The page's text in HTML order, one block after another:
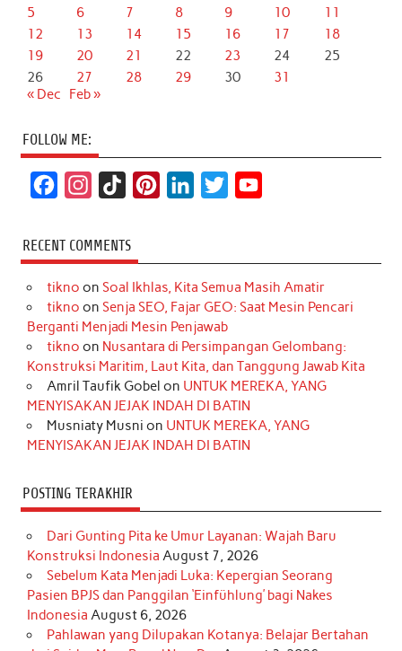
5
6 7 8 9 10
11
12
13 14 15 16 17
18
19
20 21 22 23 24
25
26
27 28 29 30
31
« Dec
Feb »
FOLLOW ME:
c
e
b
o
k
s
t
a
r
a
m
k
T
o
k
t
e
e
s
t
k
e
d
I
n
t
t
r
T
u
e
RECENT COMMENTS
tikno on Soal Ikhlas, Kita Semua Masih Amatir
tikno on Senja SEO, Fajar GEO: Saat Mesin Pencari
Berganti Menjadi Mesin Penjawab
tikno on Nusantara di Persimpangan Gelombang:
Konstruksi Maritim, Laut Kita, dan Tanggung Jawab Kita
Amril Taufik Gobel on UNTUK MEREKA, YANG
MENYISAKAN JEJAK INDAH DI BATIN
Musniaty Musni on UNTUK MEREKA, YANG
MENYISAKAN JEJAK INDAH DI BATIN
POSTING TERAKHIR
Dari Gunting Pita ke Umur Layanan: Wajah Baru
Konstruksi Indonesia August 7, 2026
Sebelum Kata Menjadi Luka: Kepergian Seorang
Pasien BPJS dan Panggilan ‘Einfühlung’ bagi Nakes
Indonesia August 6, 2026
Pahlawan yang Dilupakan Kotanya: Belajar Bertahan